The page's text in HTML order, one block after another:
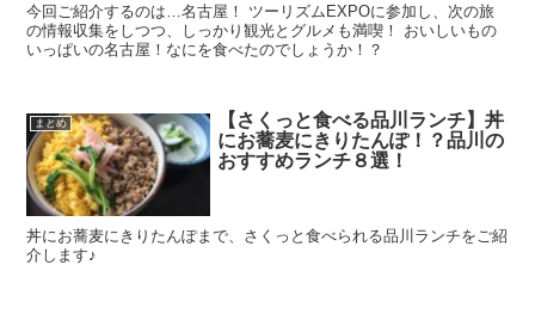
今回ご紹介するのは…名古屋！ ツーリズムEXPOに参加し、次の旅
の情報収集をしつつ、しっかり観光とグルメも満喫！ おいしいもの
いっぱいの名古屋！なにを食べたのでしょうか！？
まとめ
【さくっと食べる品川ランチ】丼
にお蕎麦にきりたんぽ！？品川の
おすすめランチ８選！
丼にお蕎麦にきりたんぽまで、さくっと食べられる品川ランチをご紹
介します♪